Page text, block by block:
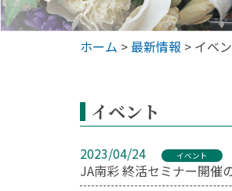
ホーム > 最新情報 > イベ
イベント
2023/04/24 イベント
JA南彩 終活セミナー開催